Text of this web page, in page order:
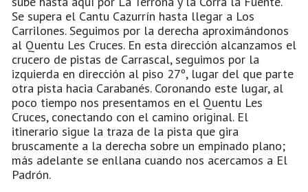
Se supera el Cantu Cazurrín hasta llegar a Los
Carrilones. Seguimos por la derecha aproximándonos
al Quentu Les Cruces. En esta dirección alcanzamos el
crucero de pistas de Carrascal, seguimos por la
izquierda en dirección al piso 27º, lugar del que parte
otra pista hacia Carabanés. Coronando este lugar, al
poco tiempo nos presentamos en el Quentu Les
Cruces, conectando con el camino original. El
itinerario sigue la traza de la pista que gira
bruscamente a la derecha sobre un empinado plano;
más adelante se enllana cuando nos acercamos a El
Padrón.